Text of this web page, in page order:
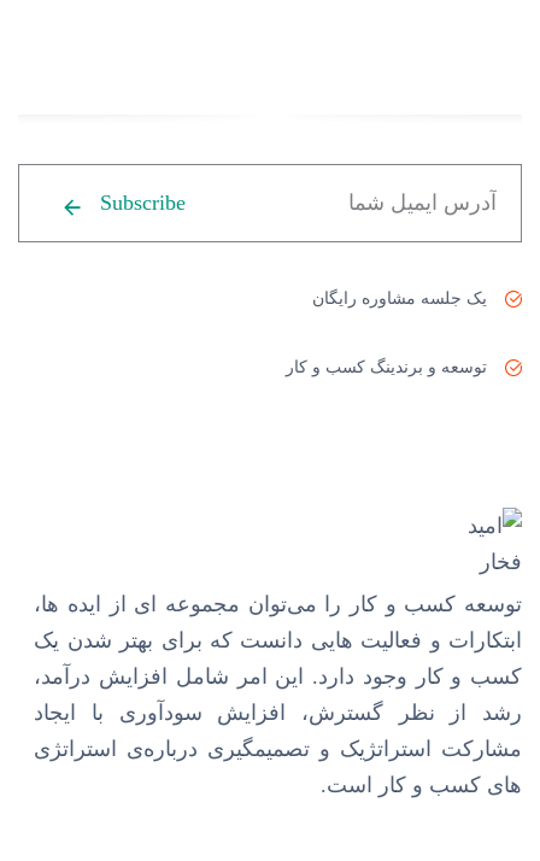
Subscribe
یک جلسه مشاوره رایگان
توسعه و برندینگ کسب و کار
توسعه کسب و کار را می‌توان مجموعه ای از ایده ها،
ابتکارات و فعالیت هایی دانست که برای بهتر شدن یک
کسب و کار وجود دارد. این امر شامل افزایش درآمد،
رشد از نظر گسترش، افزایش سودآوری با ایجاد
مشارکت استراتژیک و تصمیمگیری درباره‌ی استراتژی
های کسب و کار است.